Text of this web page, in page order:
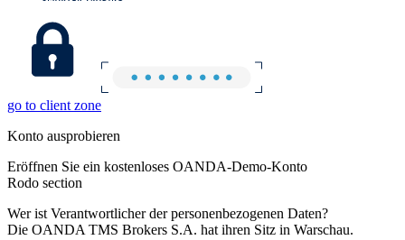
go to client zone
Konto ausprobieren
Eröffnen Sie ein kostenloses OANDA-Demo-Konto
Rodo section
Wer ist Verantwortlicher der personenbezogenen Daten?
Die OANDA TMS Brokers S.A. hat ihren Sitz in Warschau.